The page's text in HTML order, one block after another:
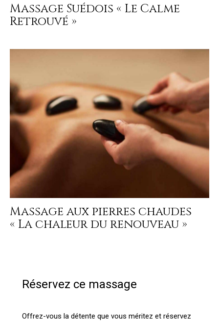
Massage Suédois « Le Calme
Retrouvé »
Massage aux pierres chaudes
« La chaleur du renouveau »
Réservez ce massage
Offrez-vous la détente que vous méritez et réservez